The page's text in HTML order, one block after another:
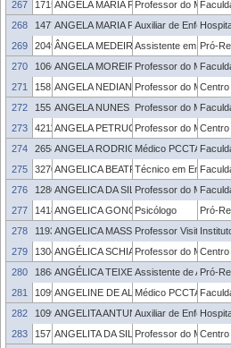
267 1715175ANGELA MARIA FIORENTINI
Professor do
268
1477088ANGELA MARIA PEREIRA DA
Auxiliar de
269
2049233ÂNGELA MEDEIROS BORBA
Assistente em Pró-
270
1066157ANGELA MOREIRA VITORIA
Professor do
271
1581685ANGELA NEDIANE DOS SANTOS
Professor do
272
1551093ANGELA NUNES MOREIRA
Professor do
273
421170ANGELA PETRUCCI VASCONCELOS
Professor do Centro
274
2658587ANGELA RODRIGUES LESTON
Médico PCCTAE
275
3270103ANGELICA BEATRIZ DEVANTIER
Técnico em
276
1280030ANGELICA DA SILVA ARAUJO
Professor do
277
1418190ANGELICA GONCALVES PETER
Psicólogo Pró-
278
1193728ANGELICA MASSUQUETTIProfessor Visitante
279
1304990ANGÉLICA SCHIAVOM DOS REIS
Professor do
280
1868942ANGÉLICA TEIXEIRA DA SILVA LEITZKE
Assistente de Aluno
Pró-
281
1099638ANGELINE DE ALDEIA PAULSEN
Médico PCCTAE
282
1099776ANGELITA ANTUNES GIMENES
Auxiliar de
283
1571626ANGELITA DA SILVEIRA MOREIRA
Professor do